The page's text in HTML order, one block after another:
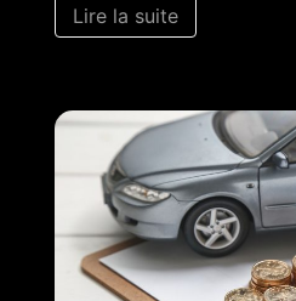
Lire la suite